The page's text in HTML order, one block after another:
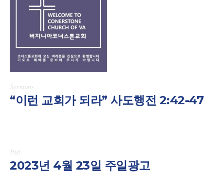
Sermons
“이런 교회가 되라” 사도행전 2:42-47
Post
2023년 4월 23일 주일광고